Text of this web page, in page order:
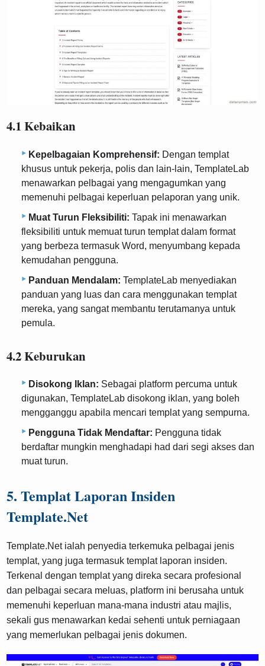
4.1 Kebaikan
Kepelbagaian Komprehensif: Dengan templat
khusus untuk pekerja, polis dan lain-lain, TemplateLab
menawarkan pelbagai yang mengagumkan yang
memenuhi pelbagai keperluan pelaporan yang unik.
Muat Turun Fleksibiliti: Tapak ini menawarkan
fleksibiliti untuk memuat turun templat dalam format
yang berbeza termasuk Word, menyumbang kepada
kemudahan pengguna.
Panduan Mendalam: TemplateLab menyediakan
panduan yang luas dan cara menggunakan templat
mereka, yang sangat membantu terutamanya untuk
pemula.
4.2 Keburukan
Disokong Iklan: Sebagai platform percuma untuk
digunakan, TemplateLab disokong iklan, yang boleh
mengganggu apabila mencari templat yang sempurna.
Pengguna Tidak Mendaftar: Pengguna tidak
berdaftar mungkin menghadapi had dari segi akses dan
muat turun.
5. Templat Laporan Insiden
Template.Net
Template.Net ialah penyedia terkemuka pelbagai jenis
templat, yang juga termasuk templat laporan insiden.
Terkenal dengan templat yang direka secara profesional
dan pelbagai secara meluas, platform ini berusaha untuk
memenuhi keperluan mana-mana industri atau majlis,
sekali gus menawarkan kedai sehenti untuk perniagaan
yang memerlukan pelbagai jenis dokumen.